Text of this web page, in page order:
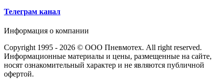
Телеграм канал
Информация о компании
Copyright 1995 - 2026 © ООО Пневмотех. All right reserved.
Информационные материалы и цены, размещенные на сайте,
носят ознакомительный характер и не являются публичной
офертой.